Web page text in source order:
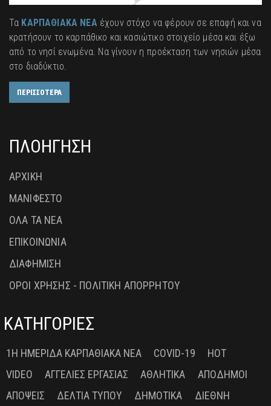
Τα ΚΑΡΠΑΘΙΑΚΑ ΝΕΑέχουν στόχο να φέρουν σε επαφή και να
κρατήσουν το καρπάθικο και κασιώτικο στοιχείο μέσα και έξω
από το νησί ενωμένα. Να γίνουν η προέκταση των νησιών μέσα
στο διαδύκτιο.
ΠΕΡΙΣΣΟΤΕΡΑ
ΠΛΟΗΓΗΣΗ
ΑΡΧΙΚΗ
ΜΑΝΙΦΕΣΤΟ
ΟΛΑ ΤΑ ΝΕΑ
ΕΠΙΚΟΙΝΩΝΙΑ
ΔΙΑΦΗΜΙΣΗ
ΟΡΟΙ ΧΡΗΣΗΣ - ΠΟΛΙΤΙΚΗ ΑΠΟΡΡΗΤΟΥ
ΚΑΤΗΓΟΡΙΕΣ
1Η ΗΜΕΡΊΔΑ ΚΑΡΠΑΘΙΑΚΆ ΝΈΑ COVID-19
HOT
VIDEO
ΑΓΓΕΛΊΕΣ ΕΡΓΑΣΊΑΣ ΑΘΛΗΤΙΚΆ
ΑΠΌΔΗΜΟΙ
ΑΠΌΨΕΙΣ
ΔΕΛΤΊΑ ΤΎΠΟΥ ΔΗΜΟΤΙΚΆ ΔΙΕΘΝΉ